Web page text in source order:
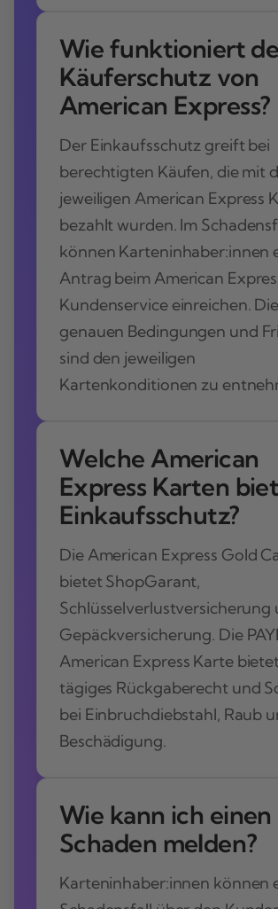
Wie funktioniert
Käuferschutz von
American Express?
Der Einkaufsschutz greift bei
berechtigten Käufen, die mit
jeweiligen American Express
bezahlt wurden. Im
können Karteninhaber:innen
Antrag beim American
Kundenservice einreichen. Die
genauen Bedingungen und
sind den jeweiligen
Kartenkonditionen zu
Welche American
Express Karten
Einkaufsschutz?
Die American Express Gold
bietet ShopGarant,
Schlüsselverlustversicherung
Gepäckversicherung. Die
American Express Karte
tägiges Rückgaberecht und
bei Einbruchdiebstahl, Raub
Beschädigung.
Wie kann ich einen
Schaden melden?
Karteninhaber:innen können